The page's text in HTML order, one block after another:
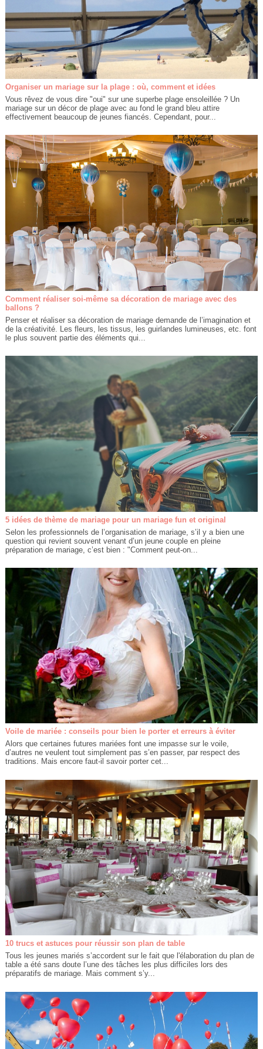
Organiser un mariage sur la plage : où, comment et idées
Vous rêvez de vous dire "oui" sur une superbe plage ensoleillée ? Un
mariage sur un décor de plage avec au fond le grand bleu attire
effectivement beaucoup de jeunes fiancés. Cependant, pour...
Comment réaliser soi-même sa décoration de mariage avec des
ballons ?
Penser et réaliser sa décoration de mariage demande de l’imagination et
de la créativité. Les fleurs, les tissus, les guirlandes lumineuses, etc. font
le plus souvent partie des éléments qui...
5 idées de thème de mariage pour un mariage fun et original
Selon les professionnels de l’organisation de mariage, s’il y a bien une
question qui revient souvent venant d’un jeune couple en pleine
préparation de mariage, c’est bien : "Comment peut-on...
Voile de mariée : conseils pour bien le porter et erreurs à éviter
Alors que certaines futures mariées font une impasse sur le voile,
d’autres ne veulent tout simplement pas s’en passer, par respect des
traditions. Mais encore faut-il savoir porter cet...
10 trucs et astuces pour réussir son plan de table
Tous les jeunes mariés s’accordent sur le fait que l'élaboration du plan de
table a été sans doute l’une des tâches les plus difficiles lors des
préparatifs de mariage. Mais comment s’y...